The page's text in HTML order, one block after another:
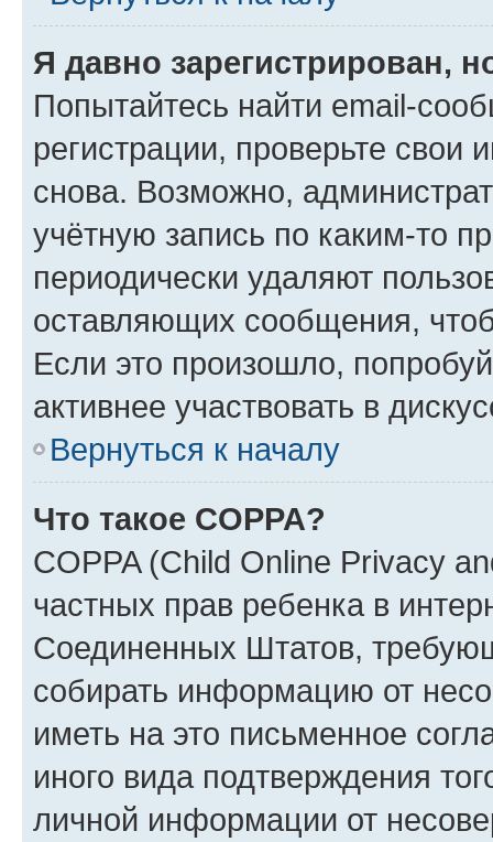
Я давно зарегистрирован,
Попытайтесь найти email-
регистрации, проверьте свои
снова. Возможно,
учётную запись по каким-то
периодически удаляют
оставляющих сообщения,
Если это произошло,
активнее участвовать в
Вернуться к началу
Что такое COPPA?
COPPA (Child Online Privacy
частных прав ребенка в
Соединенных Штатов,
собирать информацию от
иметь на это письменное
иного вида подтверждения
личной информации от